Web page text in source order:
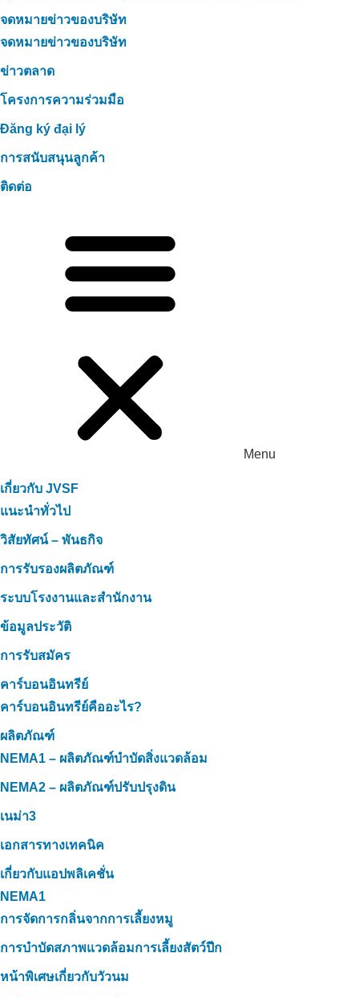
จดหมายข่าวของบริษัท
จดหมายข่าวของบริษัท
ข่าวตลาด
โครงการความร่วมมือ
Đăng ký đại lý
การสนับสนุนลูกค้า
ติดต่อ
Menu
เกี่ยวกับ JVSF
แนะนำทั่วไป
วิสัยทัศน์ – พันธกิจ
การรับรองผลิตภัณฑ์
ระบบโรงงานและสำนักงาน
ข้อมูลประวัติ
การรับสมัคร
คาร์บอนอินทรีย์
คาร์บอนอินทรีย์คืออะไร?
ผลิตภัณฑ์
NEMA1 – ผลิตภัณฑ์บำบัดสิ่งแวดล้อม
NEMA2 – ผลิตภัณฑ์ปรับปรุงดิน
เนม่า3
เอกสารทางเทคนิค
เกี่ยวกับแอปพลิเคชั่น
NEMA1
การจัดการกลิ่นจากการเลี้ยงหมู
การบำบัดสภาพแวดล้อมการเลี้ยงสัตว์ปีก
หน้าพิเศษเกี่ยวกับวัวนม